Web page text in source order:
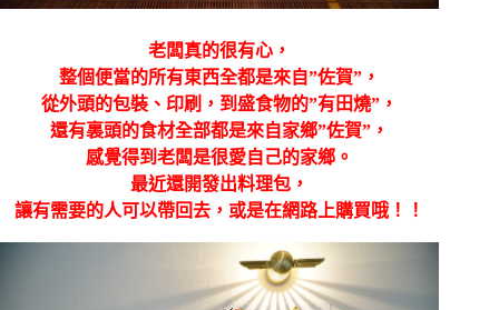
老闆真的很有心，
整個便當的所有東西全都是來自”佐賀”，
從外頭的包裝、印刷，到盛食物的”有田燒”，
還有裏頭的食材全部都是來自家鄉”佐賀”，
感覺得到老闆是很愛自己的家鄉。
最近還開發出料理包，
讓有需要的人可以帶回去，或是在網路上購買哦！！